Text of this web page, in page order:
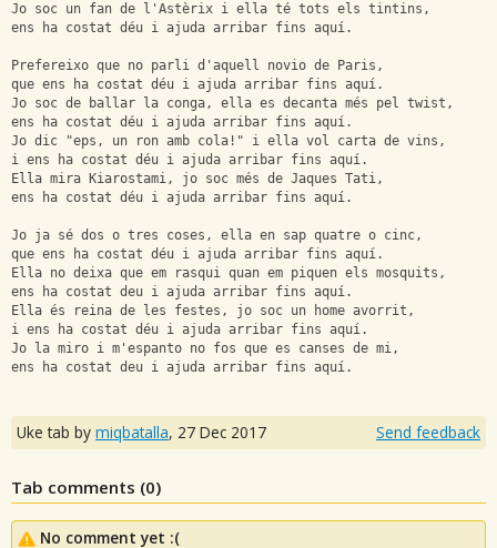
Jo soc un fan de l'Astèrix i ella té tots els tintins,
ens ha costat déu i ajuda arribar fins aquí.
Prefereixo que no parli d'aquell novio de Paris,
que ens ha costat déu i ajuda arribar fins aquí.
Jo soc de ballar la conga, ella es decanta més pel twist,
ens ha costat déu i ajuda arribar fins aquí.
Jo dic "eps, un ron amb cola!" i ella vol carta de vins,
i ens ha costat déu i ajuda arribar fins aquí.
Ella mira Kiarostami, jo soc més de Jaques Tati,
ens ha costat déu i ajuda arribar fins aquí.
Jo ja sé dos o tres coses, ella en sap quatre o cinc,
que ens ha costat déu i ajuda arribar fins aquí.
Ella no deixa que em rasqui quan em piquen els mosquits,
ens ha costat deu i ajuda arribar fins aquí.
Ella és reina de les festes, jo soc un home avorrit,
i ens ha costat déu i ajuda arribar fins aquí.
Jo la miro i m'espanto no fos que es canses de mi,
ens ha costat deu i ajuda arribar fins aquí.
Uke tab by miqbatalla, 27 Dec 2017 Send feedback
Tab comments (0)
No comment yet :(